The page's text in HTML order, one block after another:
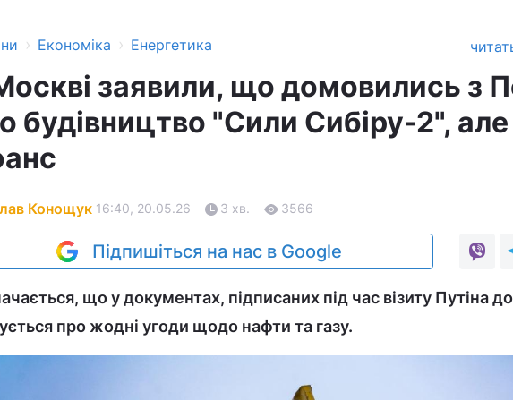
› Економіка › Енергетика
заявили, що домовились з
будівництво "Сили Сибіру-2", але
Конощук 16:40, 20.05.26 3 хв. 3566
Підпишіться на нас в Google
що у документах, підписаних під час візиту Путіна
про жодні угоди щодо нафти та газу.